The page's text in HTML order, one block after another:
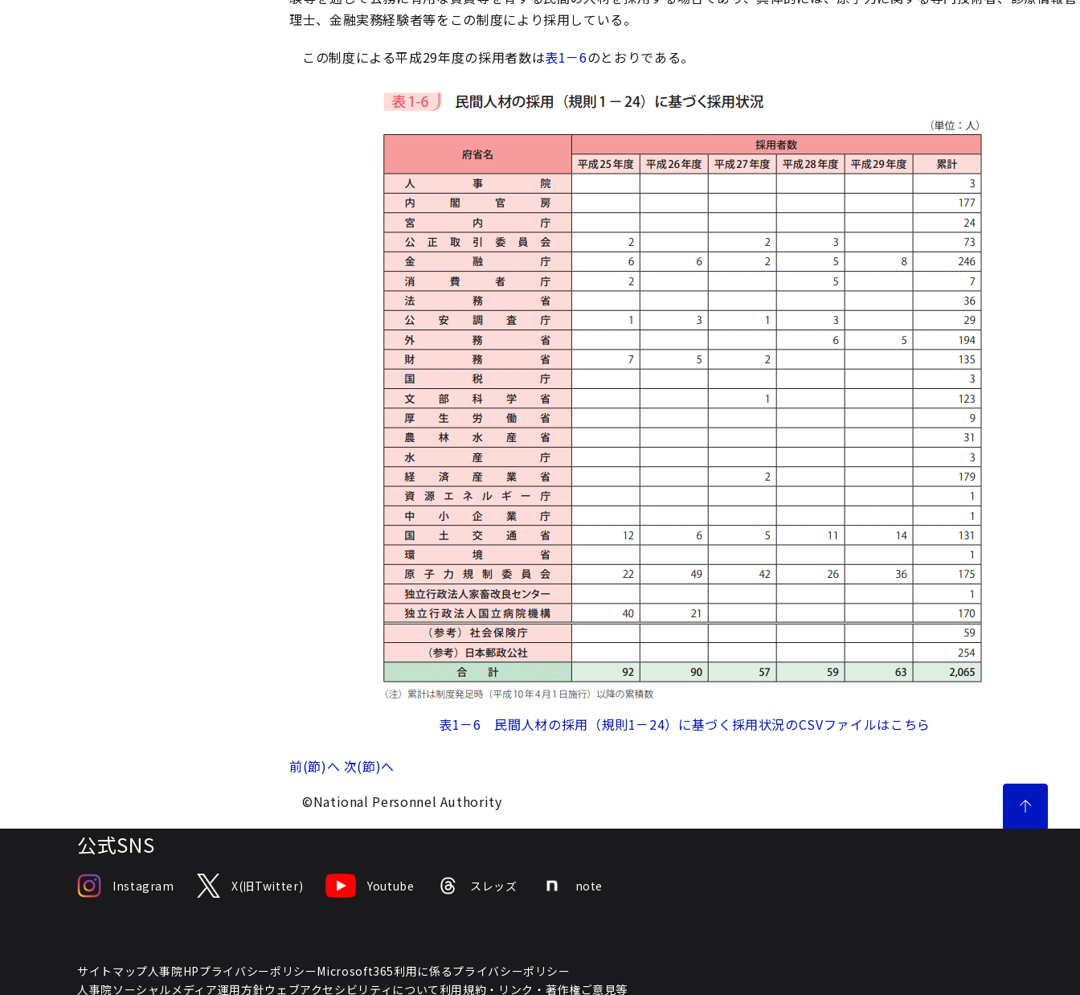
理士、金融実務経験者等をこの制度により採用している。
この制度による平成29年度の採用者数は表1－6のとおりである。
表1－6 民間人材の採用（規則1－24）に基づく採用状況のCSVファイルはこちら
前(節)へ 次(節)へ
©National Personnel Authority
公式SNS
Instagram X(旧Twitter) Youtube スレッズ note
サイトマップ人事院HPプライバシーポリシーMicrosoft365利用に係るプライバシーポリシー
人事院ソーシャルメディア運用方針ウェブアクセシビリティについて 利用規約・リンク・著作権ご意見等